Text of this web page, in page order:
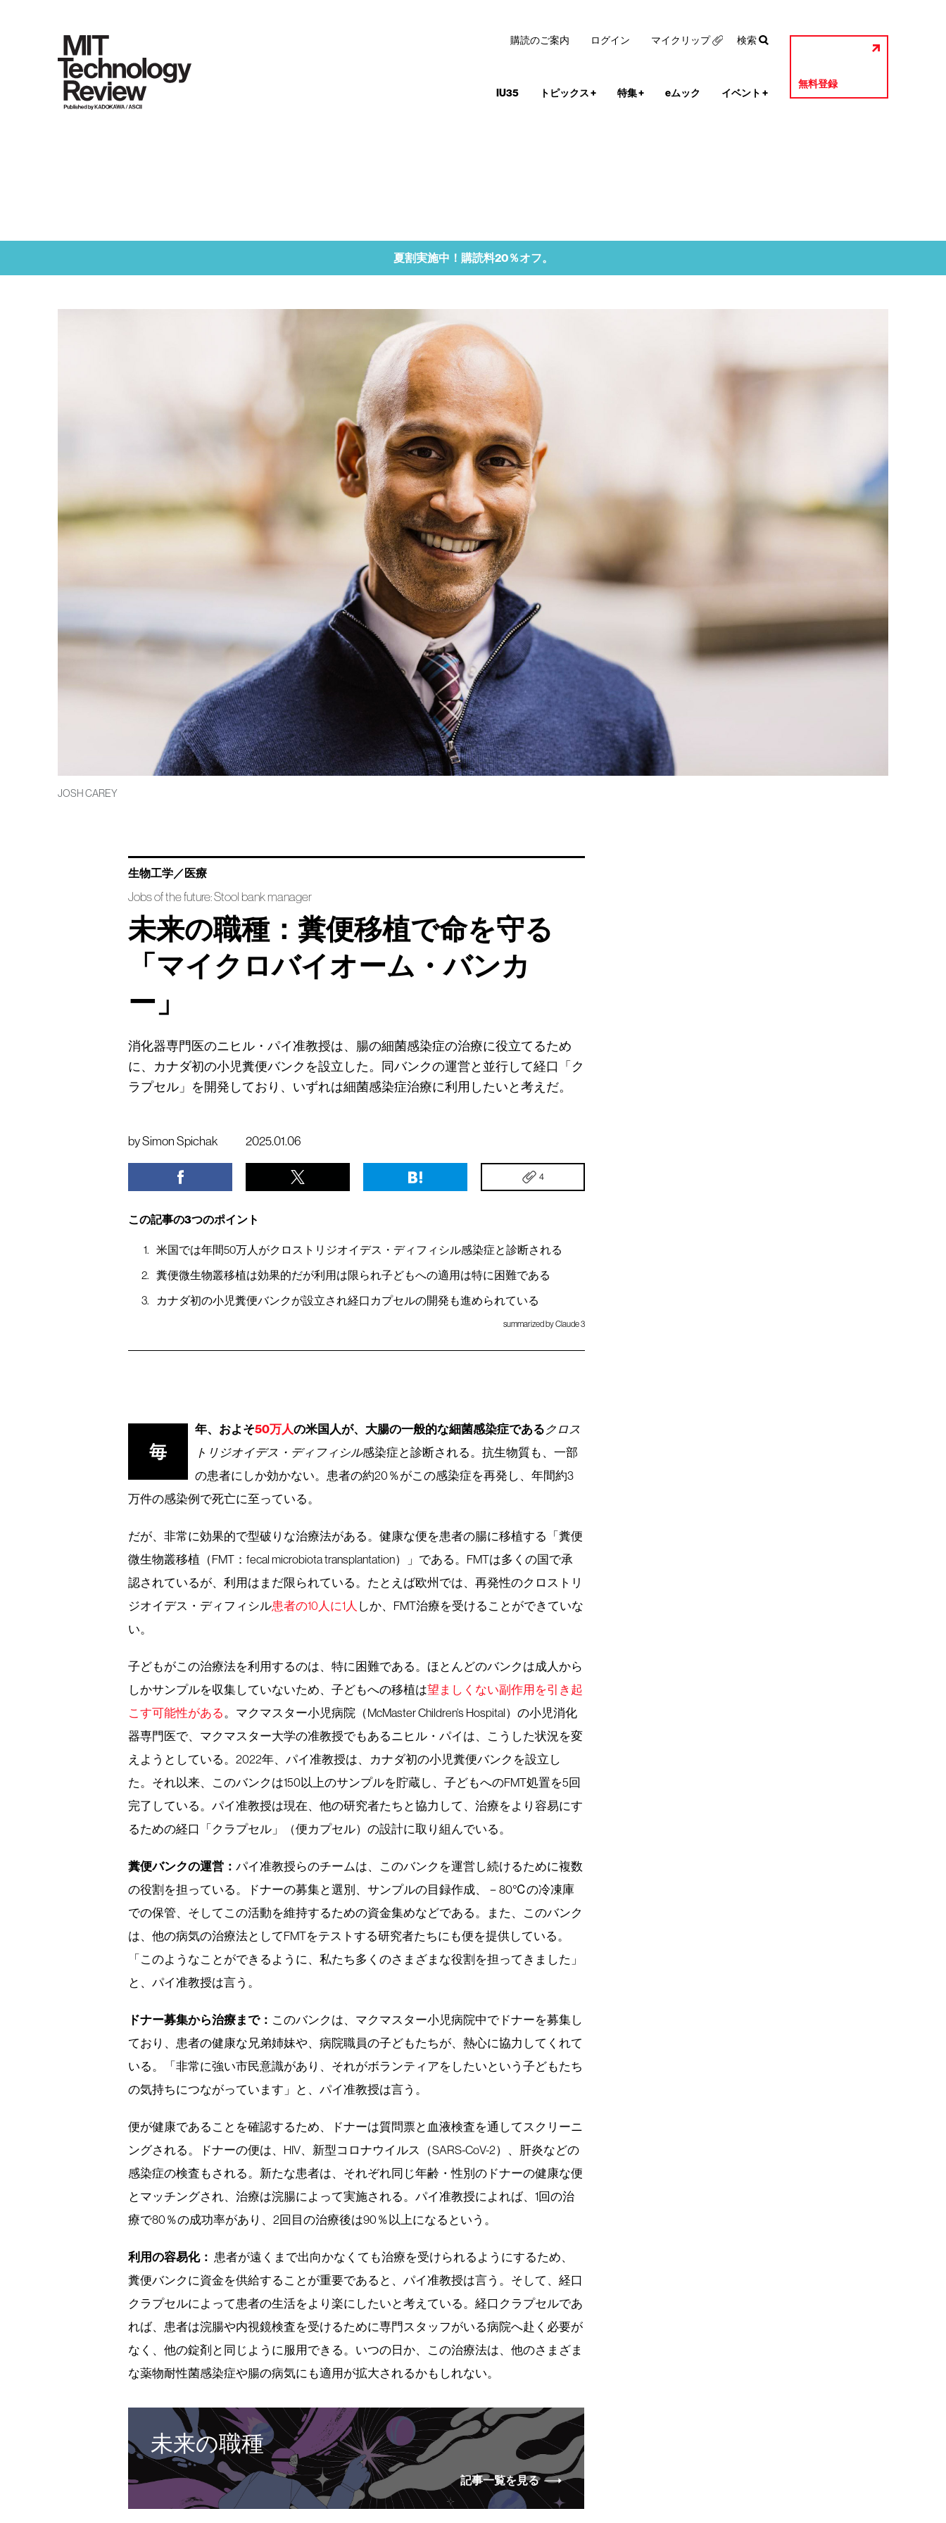
IU35 トピックス+ 特集+ eムック イベント +
無料登録
購読のご案内 ログイン マイクリップ 検索
夏割実施中！購読料20％オフ。
JOSH CAREY
生物工学／医療
Jobs of the future: Stool bank manager
未来の職種：糞便移植で命を守る
「マイクロバイオーム・バンカ
ー」
消化器専門医のニヒル・パイ准教授は、腸の細菌感染症の治療に役立てるため
に、カナダ初の小児糞便バンクを設立した。同バンクの運営と並行して経口「ク
ラプセル」を開発しており、いずれは細菌感染症治療に利用したいと考えだ。
bySimon Spichak 2025.01.06
4
この記事の3つのポイント
米国では年間50万人がクロストリジオイデス・ディフィシル感染症と診断される
糞便微生物叢移植は効果的だが利用は限られ子どもへの適用は特に困難である
カナダ初の小児糞便バンクが設立され経口カプセルの開発も進められている
summarized by Claude 3
毎
年、およそ50万人の米国人が、大腸の一般的な細菌感染症である クロス
トリジオイデス・ディフィシル感染症と診断される。抗生物質も、一部
の患者にしか効かない。患者の約20％がこの感染症を再発し、年間約3
万件の感染例で死亡に至っている。
だが、非常に効果的で型破りな治療法がある。健康な便を患者の腸に移植する「糞便
微生物叢移植（FMT：fecal microbiota transplantation）」である。FMTは多くの国で承
認されているが、利用はまだ限られている。たとえば欧州では、再発性のクロストリ
ジオイデス・ディフィシル患者の10人に1人 しか、FMT治療を受けることができていな
い。
子どもがこの治療法を利用するのは、特に困難である。ほとんどのバンクは成人から
しかサンプルを収集していないため、子どもへの移植は望ましくない副作用を引き起
こす可能性がある 。マクマスター小児病院（McMaster Children’s Hospital）の小児消化
器専門医で、マクマスター大学の准教授でもあるニヒル・パイは、こうした状況を変
えようとしている。2022年、パイ准教授は、カナダ初の小児糞便バンクを設立し
た。それ以来、このバンクは150以上のサンプルを貯蔵し、子どもへのFMT処置を5回
完了している。パイ准教授は現在、他の研究者たちと協力して、治療をより容易にす
るための経口「クラプセル」（便カプセル）の設計に取り組んでいる。
糞便バンクの運営： パイ准教授らのチームは、このバンクを運営し続けるために複数
の役割を担っている。ドナーの募集と選別、サンプルの目録作成、－80℃の冷凍庫
での保管、そしてこの活動を維持するための資金集めなどである。また、このバンク
は、他の病気の治療法としてFMTをテストする研究者たちにも便を提供している。
「このようなことができるように、私たち多くのさまざまな役割を担ってきました」
と、パイ准教授は言う。
ドナー募集から治療まで： このバンクは、マクマスター小児病院中でドナーを募集し
ており、患者の健康な兄弟姉妹や、病院職員の子どもたちが、熱心に協力してくれて
いる。「非常に強い市民意識があり、それがボランティアをしたいという子どもたち
の気持ちにつながっています」と、パイ准教授は言う。
便が健康であることを確認するため、ドナーは質問票と血液検査を通してスクリーニ
ングされる。ドナーの便は、HIV、新型コロナウイルス（SARS-CoV-2）、肝炎などの
感染症の検査もされる。新たな患者は、それぞれ同じ年齢・性別のドナーの健康な便
とマッチングされ、治療は浣腸によって実施される。パイ准教授によれば、1回の治
療で80％の成功率があり、2回目の治療後は90％以上になるという。
利用の容易化： 患者が遠くまで出向かなくても治療を受けられるようにするため、
糞便バンクに資金を供給することが重要であると、パイ准教授は言う。そして、経口
クラプセルによって患者の生活をより楽にしたいと考えている。経口クラプセルであ
れば、患者は浣腸や内視鏡検査を受けるために専門スタッフがいる病院へ赴く必要が
なく、他の錠剤と同じように服用できる。いつの日か、この治療法は、他のさまざま
な薬物耐性菌感染症や腸の病気にも適用が拡大されるかもしれない。
未来の職種
記事一覧を見る